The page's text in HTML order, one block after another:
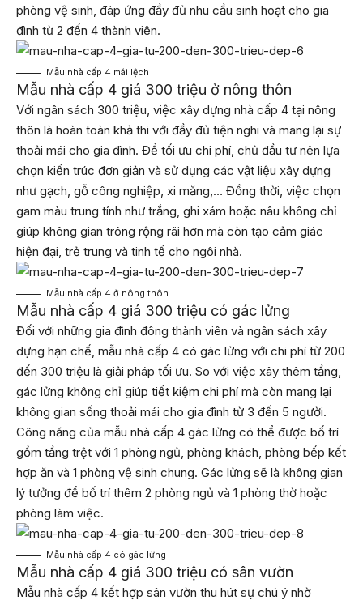
phòng vệ sinh, đáp ứng đầy đủ nhu cầu sinh hoạt cho gia
đình từ 2 đến 4 thành viên.
Mẫu nhà cấp 4 mái lệch
Mẫu nhà cấp 4 giá 300 triệu ở nông thôn
Với ngân sách 300 triệu, việc xây dựng nhà cấp 4 tại nông
thôn là hoàn toàn khả thi với đầy đủ tiện nghi và mang lại sự
thoải mái cho gia đình. Để tối ưu chi phí, chủ đầu tư nên lựa
chọn kiến trúc đơn giản và sử dụng các vật liệu xây dựng
như gạch, gỗ công nghiệp, xi măng,… Đồng thời, việc chọn
gam màu trung tính như trắng, ghi xám hoặc nâu không chỉ
giúp không gian trông rộng rãi hơn mà còn tạo cảm giác
hiện đại, trẻ trung và tinh tế cho ngôi nhà.
Mẫu nhà cấp 4 ở nông thôn
Mẫu nhà cấp 4 giá 300 triệu có gác lửng
Đối với những gia đình đông thành viên và ngân sách xây
dựng hạn chế, mẫu nhà cấp 4 có gác lửng với chi phí từ 200
đến 300 triệu là giải pháp tối ưu. So với việc xây thêm tầng,
gác lửng không chỉ giúp tiết kiệm chi phí mà còn mang lại
không gian sống thoải mái cho gia đình từ 3 đến 5 người.
Công năng của mẫu nhà cấp 4 gác lửng có thể được bố trí
gồm tầng trệt với 1 phòng ngủ, phòng khách, phòng bếp kết
hợp ăn và 1 phòng vệ sinh chung. Gác lửng sẽ là không gian
lý tưởng để bố trí thêm 2 phòng ngủ và 1 phòng thờ hoặc
phòng làm việc.
Mẫu nhà cấp 4 có gác lửng
Mẫu nhà cấp 4 giá 300 triệu có sân vườn
Mẫu nhà cấp 4 kết hợp sân vườn thu hút sự chú ý nhờ